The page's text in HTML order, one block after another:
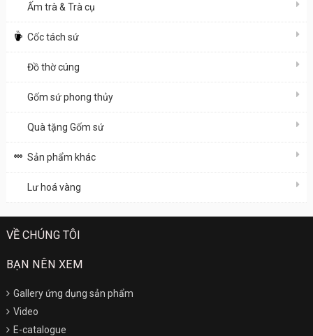
Ấm trà & Trà cụ
Cốc tách sứ
Đồ thờ cúng
Gốm sứ phong thủy
Quà tặng Gốm sứ
Sản phẩm khác
Lư hoá vàng
VỀ CHÚNG TÔI
BẠN NÊN XEM
Gallery ứng dụng sản phẩm
Video
E-catalogue